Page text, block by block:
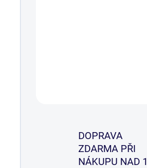
DOPRAVA
ZDARMA PŘI
NÁKUPU NAD 1